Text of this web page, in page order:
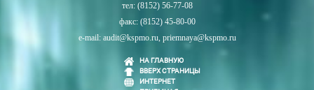
тел: (8152) 56-77-08
факс: (8152) 45-80-00
e-mail: audit@kspmo.ru, priemnaya@kspmo.ru
НА ГЛАВНУЮ
ВВЕРХ СТРАНИЦЫ
ИНТЕРНЕТ